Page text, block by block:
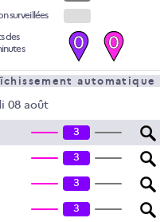
surveillées
des
0 0
automatique
08 août
3
3
3
3